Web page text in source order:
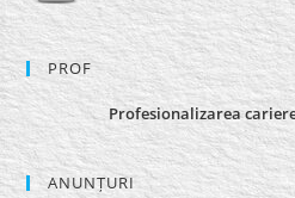
PROF
Profesionalizarea
ANUNȚURI